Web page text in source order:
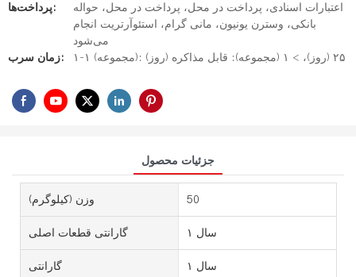
پرداخت‌ها:
اعتبارات اسنادی، پرداخت در محل، پرداخت در محل، حواله
بانکی، وسترن یونیون، مانی گرام، استئوآرتریت انجام
می‌شود
زمان سرب:
۱-۱ (مجموعه): ۲۵ (روز)، > ۱ (مجموعه): قابل مذاکره (روز)
جزئیات محصول
وزن (کیلوگرم) 50
گارانتی قطعات اصلی ۱ سال
گارانتی ۱ سال